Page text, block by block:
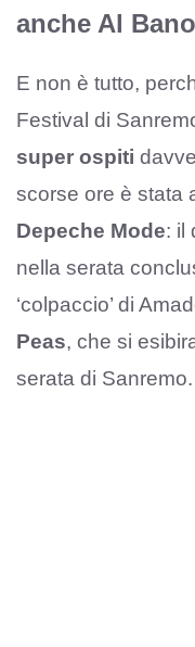
anche Al Bano
E non è tutto,
Festival di
super ospiti
scorse ore è stata
Depeche Mode: il
nella serata
‘colpaccio’ di
Peas, che si
serata di Sanremo.